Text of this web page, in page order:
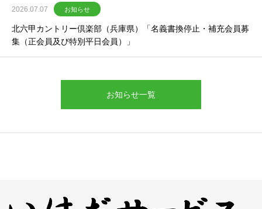
2026.07.07 お知らせ
北六甲カントリー倶楽部（兵庫県）「名義書換停止・補充会員募
集（正会員及び特別平日会員）」
お知らせ一覧